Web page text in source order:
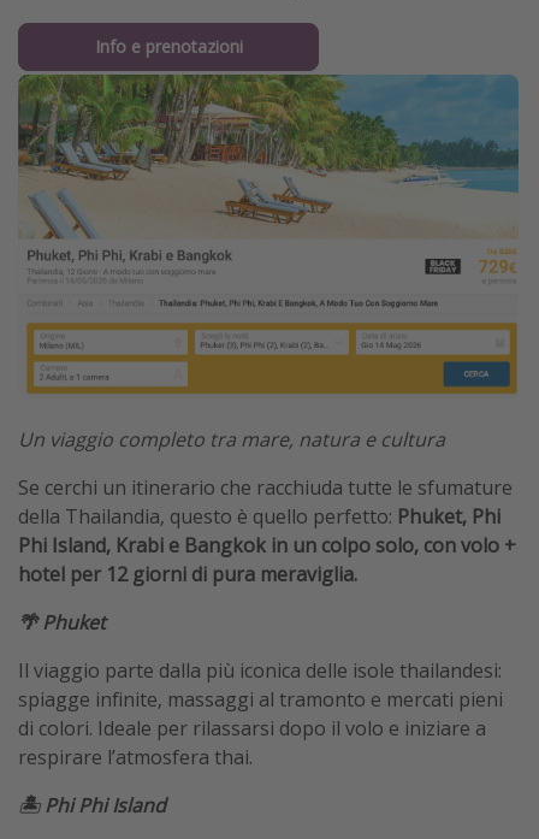
Info e prenotazioni
Un viaggio completo tra mare, natura e cultura
Se cerchi un itinerario che racchiuda tutte le sfumature
della Thailandia, questo è quello perfetto: Phuket, Phi
Phi Island, Krabi e Bangkok in un colpo solo, con volo +
hotel per 12 giorni di pura meraviglia.
🌴 Phuket
Il viaggio parte dalla più iconica delle isole thailandesi:
spiagge infinite, massaggi al tramonto e mercati pieni
di colori. Ideale per rilassarsi dopo il volo e iniziare a
respirare l’atmosfera thai.
🏝️ Phi Phi Island